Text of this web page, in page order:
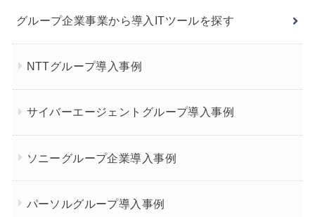
グループ企業事業から導入ITツールを探す
NTTグループ導入事例
サイバーエージェントグループ導入事例
ソニーグループ企業導入事例
パーソルグループ導入事例